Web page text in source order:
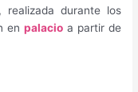
, realizada durante los
enpalacio a partir de